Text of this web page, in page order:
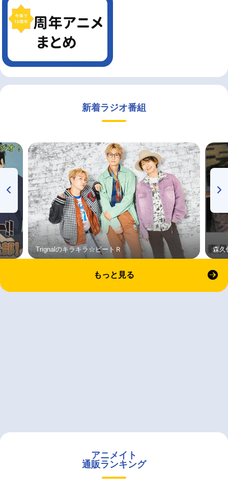
新着ラジオ番組
Trignalのキラキラ☆ビートＲ 森久
もっと見る
アニメイト
通販ランキング